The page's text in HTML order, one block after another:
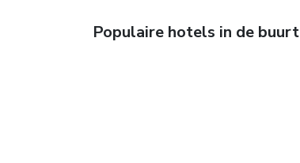
Populaire hotels in de buurt